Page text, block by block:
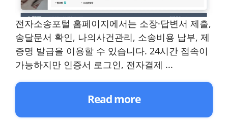
전자소송포털 홈페이지에서는 소장·답변서 제출,
송달문서 확인, 나의사건관리, 소송비용 납부, 제
증명 발급을 이용할 수 있습니다. 24시간 접속이
가능하지만 인증서 로그인, 전자결제 ...
Read more